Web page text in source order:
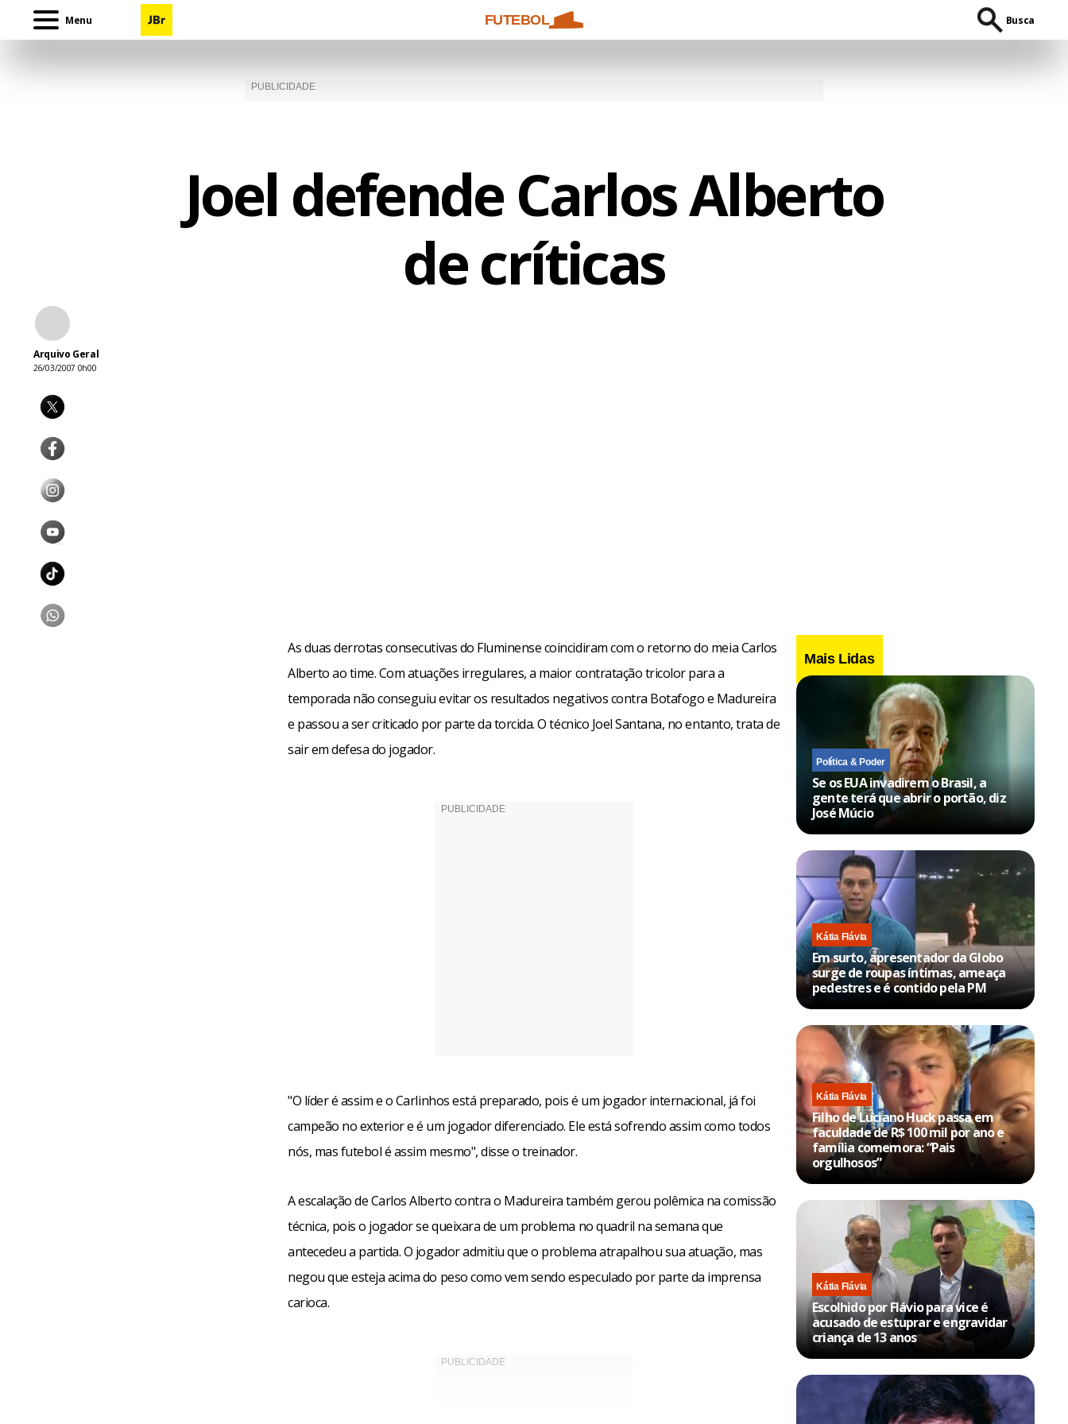
Menu FUTEBOL Busca
Joel defende Carlos Alberto
de críticas
Arquivo Geral
26/03/2007 0h00
As duas derrotas consecutivas do Fluminense coincidiram com o retorno do meia Carlos
Alberto ao time. Com atuações irregulares, a maior contratação tricolor para a
temporada não conseguiu evitar os resultados negativos contra Botafogo e Madureira
e passou a ser criticado por parte da torcida. O técnico Joel Santana, no entanto, trata de
sair em defesa do jogador.
"O líder é assim e o Carlinhos está preparado, pois é um jogador internacional, já foi
campeão no exterior e é um jogador diferenciado. Ele está sofrendo assim como todos
nós, mas futebol é assim mesmo", disse o treinador.
A escalação de Carlos Alberto contra o Madureira também gerou polêmica na comissão
técnica, pois o jogador se queixara de um problema no quadril na semana que
antecedeu a partida. O jogador admitiu que o problema atrapalhou sua atuação, mas
negou que esteja acima do peso como vem sendo especulado por parte da imprensa
carioca.
Mais Lidas
Política & Poder
Se os EUA invadirem o Brasil, a
gente terá que abrir o portão, diz
José Múcio
Kátia Flávia
Em surto, apresentador da Globo
surge de roupas íntimas, ameaça
pedestres e é contido pela PM
Kátia Flávia
Filho de Luciano Huck passa em
faculdade de R$ 100 mil por ano e
família comemora: “Pais
orgulhosos”
Kátia Flávia
Escolhido por Flávio para vice é
acusado de estuprar e engravidar
criança de 13 anos